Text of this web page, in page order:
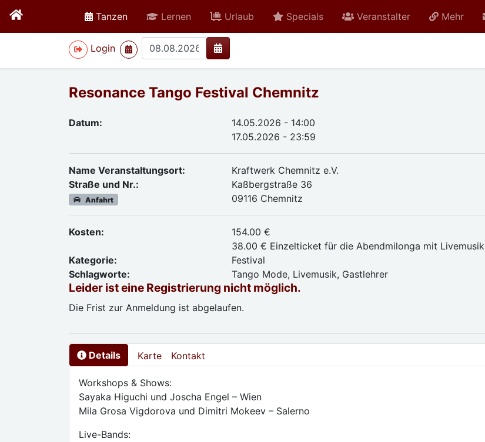
Tanzenactive Lernen Urlaub Specials Veranstalter Mehr
Login
>
Resonance Tango Festival Chemnitz
Datum:
14.05.2026 - 14:00
17.05.2026 - 23:59
Name Veranstaltungsort:
Kraftwerk Chemnitz e.V.
Straße und Nr.:
Anfahrt
Kaßbergstraße 36
09116 Chemnitz
Kosten:
154.00 €
38.00 € Einzelticket für die Abendmilonga mit Livemusik
Kategorie:
Festival
Schlagworte:
Tango Mode, Livemusik, Gastlehrer
Leider ist eine Registrierung nicht möglich.
Die Frist zur Anmeldung ist abgelaufen.
Details Karte Kontakt
Workshops & Shows:
Sayaka Higuchi und Joscha Engel – Wien
Mila Grosa Vigdorova und Dimitri Mokeev – Salerno
Live-Bands: